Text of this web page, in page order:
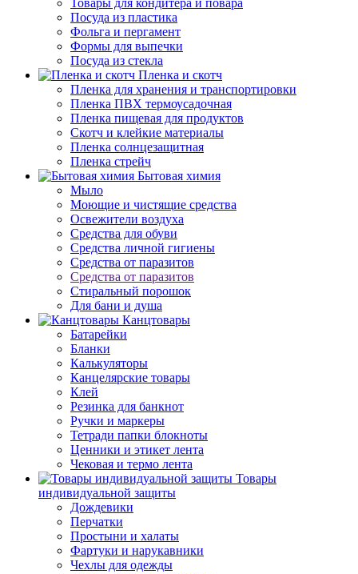
Посуда из пластика
Фольга и пергамент
Формы для выпечки
Посуда из стекла
Пленка и скотч
Пленка для хранения и транспортировки
Пленка ПВХ термоусадочная
Пленка пищевая для продуктов
Скотч и клейкие материалы
Пленка солнцезащитная
Пленка стрейч
Бытовая химия
Мыло
Моющие и чистящие средства
Освежители воздуха
Средства для обуви
Средства личной гигиены
Средства от паразитов
Средства от паразитов
Стиральный порошок
Для бани и душа
Канцтовары
Батарейки
Бланки
Калькуляторы
Канцелярские товары
Клей
Резинка для банкнот
Ручки и маркеры
Тетради папки блокноты
Ценники и этикет лента
Чековая и термо лента
Товары
индивидуальной защиты
Дождевики
Перчатки
Простыни и халаты
Фартуки и нарукавники
Чехлы для одежды